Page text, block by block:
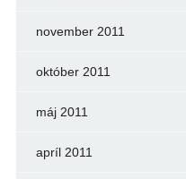
november 2011
október 2011
máj 2011
apríl 2011